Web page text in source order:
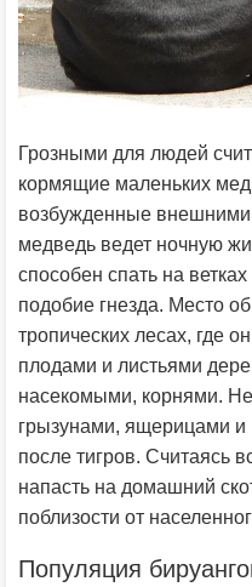
Грозными для людей
кормящие маленьких
возбужденные
медведь ведет ночную
способен спать на
подобие гнезда. Место
тропических лесах, где
плодами и листьями
насекомыми, корнями.
грызунами, ящерицами и
после тигров. Считаясь
напасть на домашний
поблизости от
Популяция